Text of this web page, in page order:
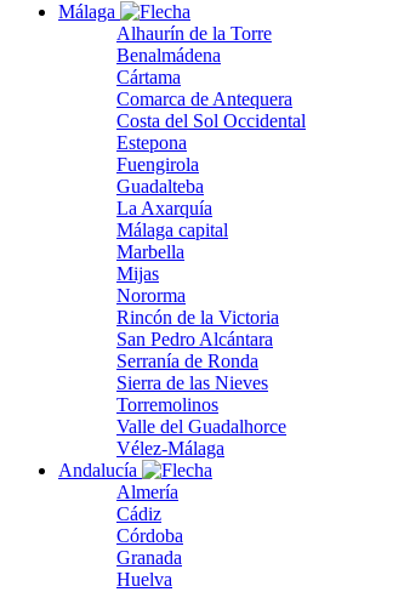
Málaga
Alhaurín de la Torre
Benalmádena
Cártama
Comarca de Antequera
Costa del Sol Occidental
Estepona
Fuengirola
Guadalteba
La Axarquía
Málaga capital
Marbella
Mijas
Nororma
Rincón de la Victoria
San Pedro Alcántara
Serranía de Ronda
Sierra de las Nieves
Torremolinos
Valle del Guadalhorce
Vélez-Málaga
Andalucía
Almería
Cádiz
Córdoba
Granada
Huelva